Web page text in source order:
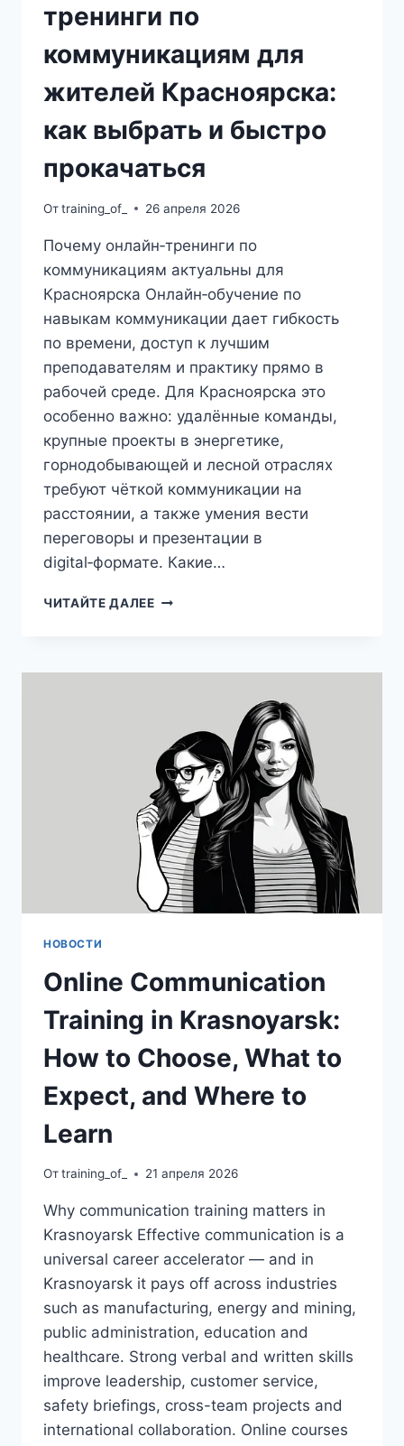
тренинги по
коммуникациям для
жителей Красноярска:
как выбрать и быстро
прокачаться
Отtraining_of_ 26 апреля 2026
Почему онлайн‑тренинги по
коммуникациям актуальны для
Красноярска Онлайн‑обучение по
навыкам коммуникации дает гибкость
по времени, доступ к лучшим
преподавателям и практику прямо в
рабочей среде. Для Красноярска это
особенно важно: удалённые команды,
крупные проекты в энергетике,
горнодобывающей и лесной отраслях
требуют чёткой коммуникации на
расстоянии, а также умения вести
переговоры и презентации в
digital‑формате. Какие…
ЧИТАЙТЕ ДАЛЕЕОНЛАЙН‑КУРСЫ
КОММУНИКАЦИЯМ
КРАСНОЯРСКА:
КАК
ВЫБРАТЬ
И
БЫСТРО
ПРОКАЧАТЬСЯ
НОВОСТИ
Online Communication
Training in Krasnoyarsk:
How to Choose, What to
Expect, and Where to
Learn
Отtraining_of_ 21 апреля 2026
Why communication training matters in
Krasnoyarsk Effective communication is a
universal career accelerator — and in
Krasnoyarsk it pays off across industries
such as manufacturing, energy and mining,
public administration, education and
healthcare. Strong verbal and written skills
improve leadership, customer service,
safety briefings, cross-team projects and
international collaboration. Online courses